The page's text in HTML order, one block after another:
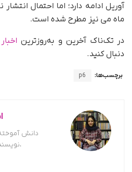
آوریل ادامه دارد؛ اما احتمال
ماه می نیز مطرح شده است.
در تک‌ناک آخرین و به‌روزترین
دنبال کنید.
برچسب‌ها: p6
دانش